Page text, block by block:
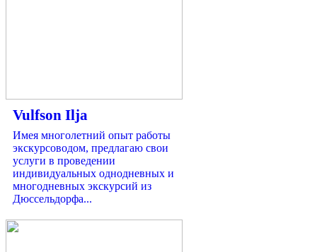
Vulfson Ilja
Имея многолетний опыт работы
экскурсоводом, предлагаю свои
услуги в проведении
индивидуальных однодневных и
многодневных экскурсий из
Дюссельдорфа...